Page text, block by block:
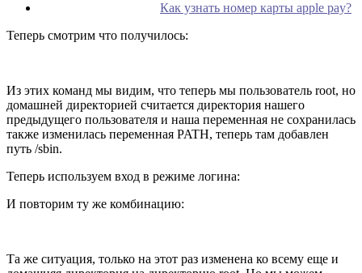
Как узнать номер карты apple pay?
Теперь смотрим что получилось:
Из этих команд мы видим, что теперь мы пользователь root, но
домашней директорией считается директория нашего
предыдущего пользователя и наша переменная не сохранилась
также изменилась переменная PATH, теперь там добавлен
путь /sbin.
Теперь используем вход в режиме логина:
И повторим ту же комбинацию:
Та же ситуация, только на этот раз изменена ко всему еще и